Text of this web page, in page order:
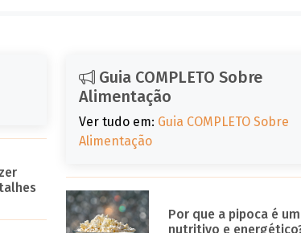
Guia COMPLETO Sobre
Alimentação
Ver tudo em: Guia COMPLETO Sobre
Alimentação
Por que a pipoca é
nutritivo e